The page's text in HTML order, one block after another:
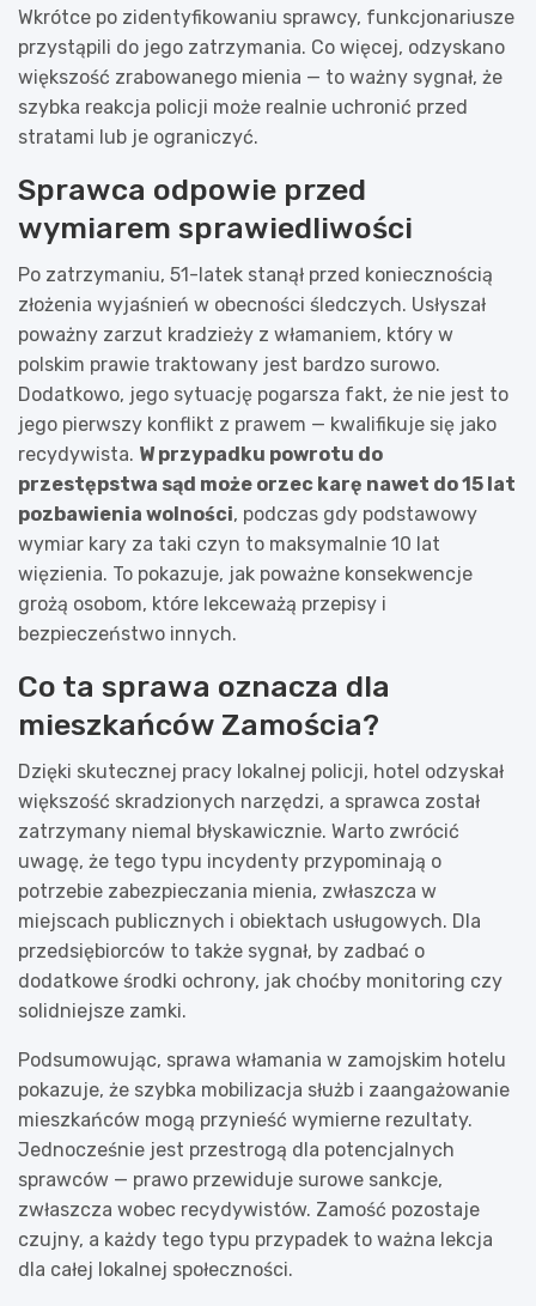
Wkrótce po zidentyfikowaniu sprawcy, funkcjonariusze
przystąpili do jego zatrzymania. Co więcej, odzyskano
większość zrabowanego mienia — to ważny sygnał, że
szybka reakcja policji może realnie uchronić przed
stratami lub je ograniczyć.
Sprawca odpowie przed
wymiarem sprawiedliwości
Po zatrzymaniu, 51-latek stanął przed koniecznością
złożenia wyjaśnień w obecności śledczych. Usłyszał
poważny zarzut kradzieży z włamaniem, który w
polskim prawie traktowany jest bardzo surowo.
Dodatkowo, jego sytuację pogarsza fakt, że nie jest to
jego pierwszy konflikt z prawem — kwalifikuje się jako
recydywista. W przypadku powrotu do
przestępstwa sąd może orzec karę nawet do 15 lat
pozbawienia wolności, podczas gdy podstawowy
wymiar kary za taki czyn to maksymalnie 10 lat
więzienia. To pokazuje, jak poważne konsekwencje
grożą osobom, które lekceważą przepisy i
bezpieczeństwo innych.
Co ta sprawa oznacza dla
mieszkańców Zamościa?
Dzięki skutecznej pracy lokalnej policji, hotel odzyskał
większość skradzionych narzędzi, a sprawca został
zatrzymany niemal błyskawicznie. Warto zwrócić
uwagę, że tego typu incydenty przypominają o
potrzebie zabezpieczania mienia, zwłaszcza w
miejscach publicznych i obiektach usługowych. Dla
przedsiębiorców to także sygnał, by zadbać o
dodatkowe środki ochrony, jak choćby monitoring czy
solidniejsze zamki.
Podsumowując, sprawa włamania w zamojskim hotelu
pokazuje, że szybka mobilizacja służb i zaangażowanie
mieszkańców mogą przynieść wymierne rezultaty.
Jednocześnie jest przestrogą dla potencjalnych
sprawców — prawo przewiduje surowe sankcje,
zwłaszcza wobec recydywistów. Zamość pozostaje
czujny, a każdy tego typu przypadek to ważna lekcja
dla całej lokalnej społeczności.